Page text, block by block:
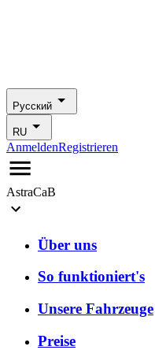
Русский
RU
AnmeldenRegistrieren
AstraCaB
Über uns
So funktioniert's
Unsere Fahrzeuge
Preise